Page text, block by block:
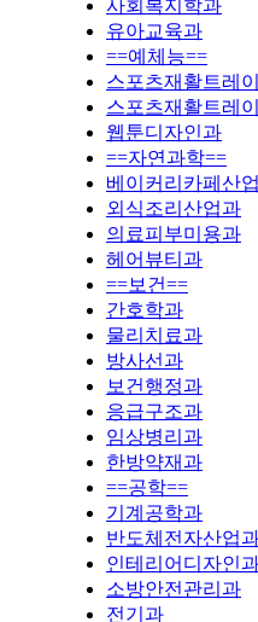
사회복지학과
유아교육과
==예체능==
스포츠재활트레
스포츠재활트레
웹툰디자인과
==자연과학==
베이커리카페산
외식조리산업과
의료피부미용과
헤어뷰티과
==보건==
간호학과
물리치료과
방사선과
보건행정과
응급구조과
임상병리과
한방약재과
==공학==
기계공학과
반도체전자산업
인테리어디자인
소방안전관리과
전기과